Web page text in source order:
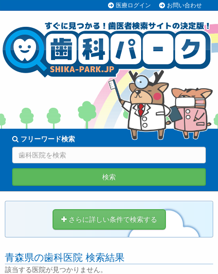
医療ログイン お問い合わせ
70038医院
登録中!
フリーワード検索
検索
さらに詳しい条件で検索する
青森県の歯科医院 検索結果
該当する医院が見つかりません。